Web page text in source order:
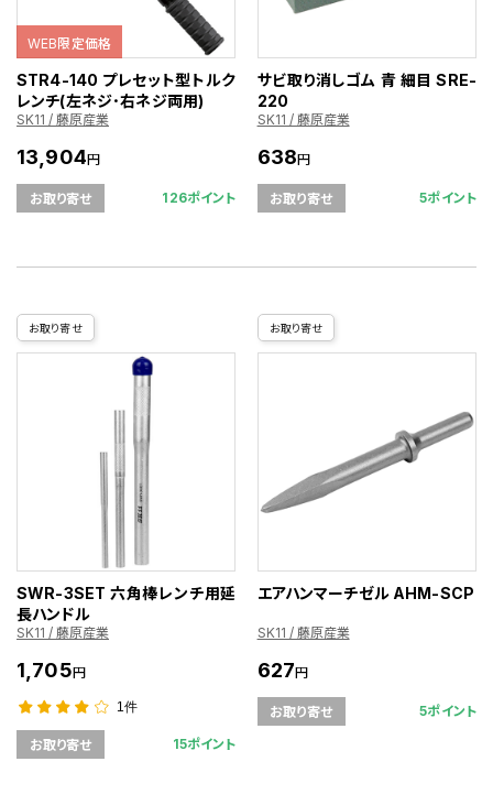
WEB限定価格
STR4-140 プレセット型トルク
レンチ(左ネジ･右ネジ両用)
SK11 / 藤原産業
13,904円
お取り寄せ 126ポイント
サビ取り消しゴム 青 細目 SRE-
220
SK11 / 藤原産業
638円
お取り寄せ 5ポイント
お取り寄せ
SWR-3SET 六角棒レンチ用延
長ハンドル
SK11 / 藤原産業
1,705円
1件
お取り寄せ 15ポイント
お取り寄せ
エアハンマーチゼル AHM-SCP
SK11 / 藤原産業
627円
お取り寄せ 5ポイント